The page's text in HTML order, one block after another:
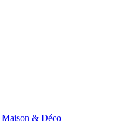
Maison & Déco